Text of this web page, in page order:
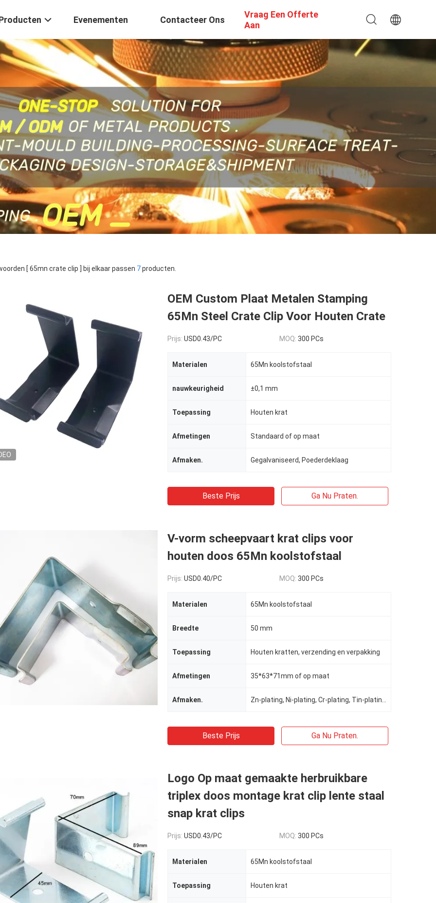
Evenementen Contacteer Ons
Vraag Een Offerte
Aan
[ 65mn crate clip ] bij elkaar passen 7producten.
OEM Custom Plaat Metalen Stamping
65Mn Steel Crate Clip Voor Houten Crate
Prijs: USD0.43/PC MOQ: 300 PCs
Materialen 65Mn koolstofstaal
nauwkeurigheid ±0,1 mm
Toepassing Houten krat
Afmetingen Standaard of op maat
Afmaken. Gegalvaniseerd, Poederdeklaag
Beste Prijs Ga Nu Praten.
V-vorm scheepvaart krat clips voor
houten doos 65Mn koolstofstaal
Prijs: USD0.40/PC MOQ: 300 PCs
Materialen 65Mn koolstofstaal
Breedte 50 mm
Toepassing Houten kratten, verzending en verpakking
Afmetingen 35*63*71mm of op maat
Afmaken.
Beste Prijs Ga Nu Praten.
Logo Op maat gemaakte herbruikbare
triplex doos montage krat clip lente staal
snap krat clips
Prijs: USD0.43/PC MOQ: 300 PCs
Materialen 65Mn koolstofstaal
Toepassing Houten krat